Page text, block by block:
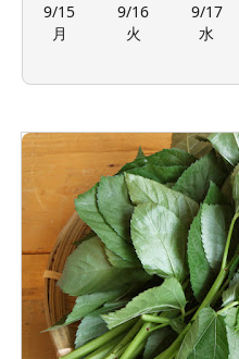
9/15
月
9/16
火
9/17
水